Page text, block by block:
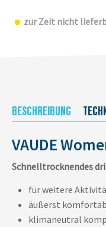
zur Zeit nicht
BESCHREIBUNG
VAUDE
Schnelltrocknendes
für weitere
äußerst
klimaneutral